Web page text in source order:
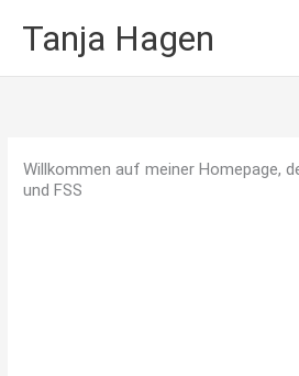
InhaltTanja Hagen
Willkommen auf meiner Homepage,
und FSS